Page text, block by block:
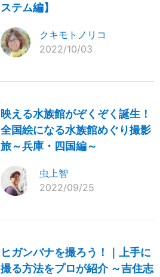
ステム編】
クキモトノリコ
2022/10/03
映える水族館がぞくぞく誕生！
全国絵になる水族館めぐり撮影
旅～兵庫・四国編～
虫上智
2022/09/25
ヒガンバナを撮ろう！｜上手に
撮る方法をプロが紹介 ～吉住志